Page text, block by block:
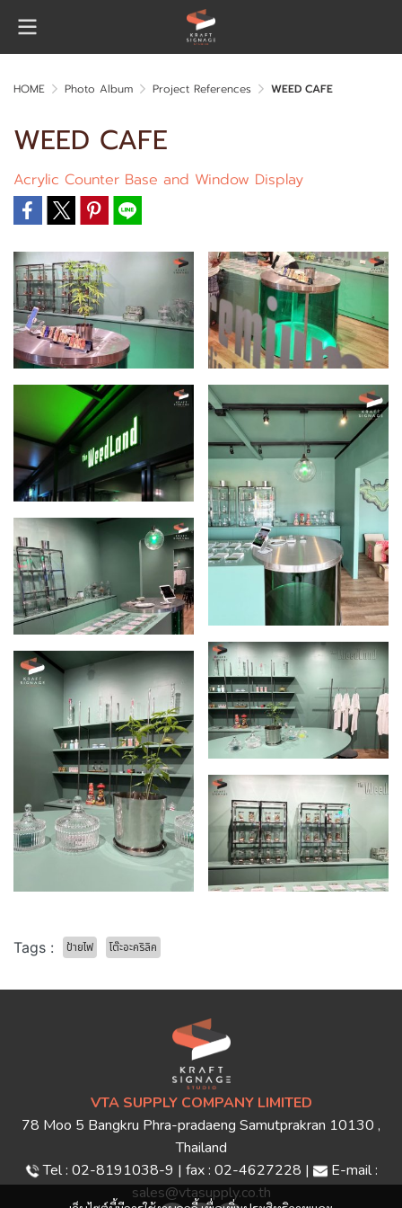
HOME Photo Album Project References WEED CAFE
WEED CAFE
Acrylic Counter Base and Window Display
Tags : ป้ายไฟ โต๊ะอะคริลิค
VTA SUPPLY COMPANY LIMITED
78 Moo 5 Bangkru Phra-pradaeng Samutprakran 10130 ,
Thailand
Tel : 02-8191038-9 | fax : 02-4627228 |
E-mail :
sales@vtasupply.co.th